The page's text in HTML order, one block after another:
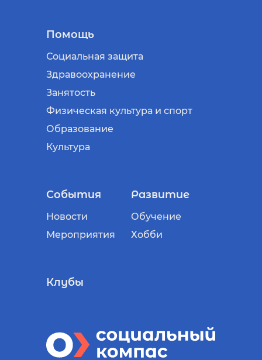
Помощь
Социальная защита
Здравоохранение
Занятость
Физическая культура и спорт
Образование
Культура
События
Новости
Мероприятия
Развитие
Обучение
Хобби
Клубы